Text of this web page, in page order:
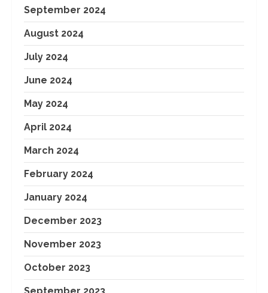
September 2024
August 2024
July 2024
June 2024
May 2024
April 2024
March 2024
February 2024
January 2024
December 2023
November 2023
October 2023